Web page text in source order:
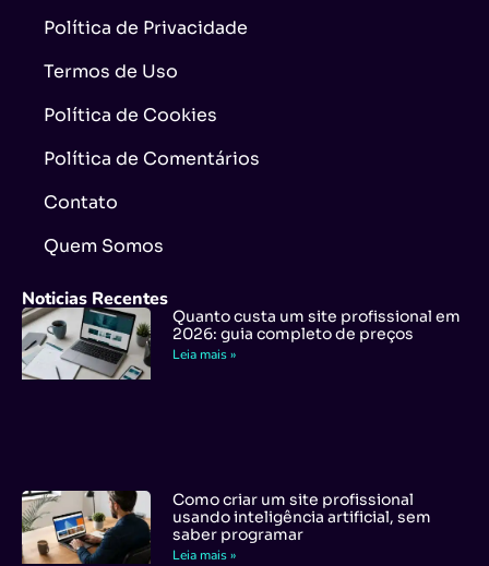
Política de Privacidade
Termos de Uso
Política de Cookies
Política de Comentários
Contato
Quem Somos
Noticias Recentes
Quanto custa um site profissional em
2026: guia completo de preços
Leia mais »
Como criar um site profissional
usando inteligência artificial, sem
saber programar
Leia mais »